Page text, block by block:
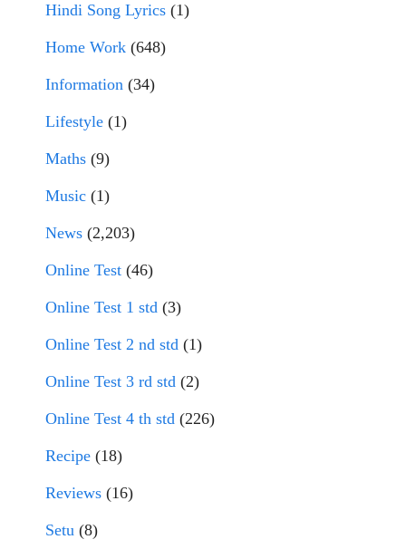
Hindi Song Lyrics (1)
Home Work (648)
Information (34)
Lifestyle (1)
Maths (9)
Music (1)
News (2,203)
Online Test (46)
Online Test 1 std (3)
Online Test 2 nd std (1)
Online Test 3 rd std (2)
Online Test 4 th std (226)
Recipe (18)
Reviews (16)
Setu (8)